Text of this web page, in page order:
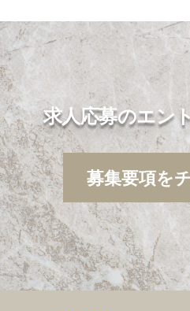
求人応募のエン
募集要項を